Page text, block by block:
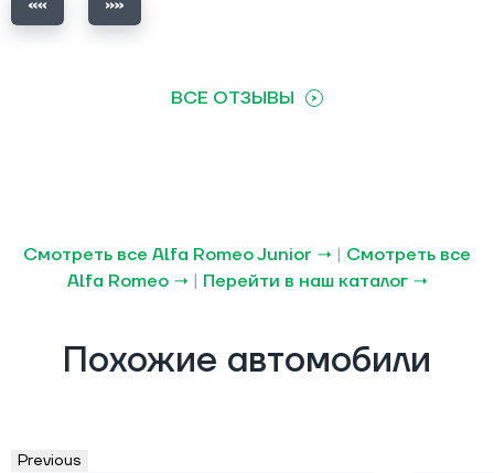
ВСЕ ОТЗЫВЫ
Смотреть все Alfa Romeo Junior → | Смотреть все
Alfa Romeo → | Перейти в наш каталог →
Похожие автомобили
Previous